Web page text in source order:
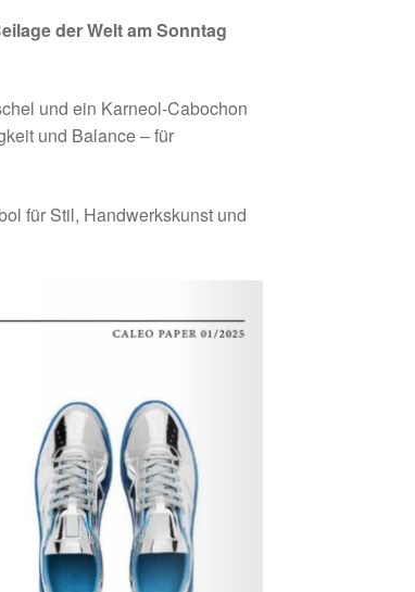
der Welt am Sonntag
und ein Karneol-Cabochon
und Balance – für
für Stil, Handwerkskunst und